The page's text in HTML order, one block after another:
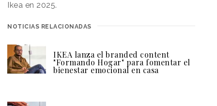
Ikea en 2025.
NOTICIAS RELACIONADAS
IKEA lanza el branded content
"Formando Hogar" para fomentar el
bienestar emocional en casa